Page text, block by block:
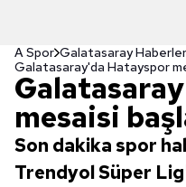
A Spor Galatasaray
Galatasaray'da Hatayspor
mesaisi
Son dakika spor
Trendyol Süper